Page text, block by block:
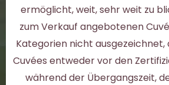
ermöglicht, weit, sehr weit zu
zum Verkauf angebotenen
Kategorien nicht ausgezeichnet,
Cuvées entweder vor den
während der Übergangszeit,